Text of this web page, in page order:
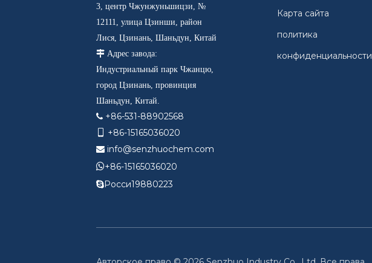
3, центр Чжунжуньшицзи, №
12111, улица Цзинши, район
Лися, Цзинань, Шаньдун, Китай
 Адрес завода:
Индустриальный парк Чжанцю,
город Цзинань, провинция
Шаньдун, Китай.
 +86-531-88902568
+86-15165036020
 info@senzhuochem.com
+86-15165036020
Росси19880223
Карта сайта
политика
конфиденциальности